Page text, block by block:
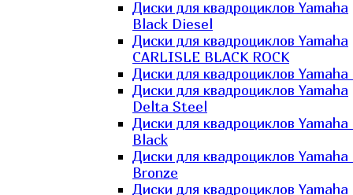
Диски для квадроциклов Yamaha
Black Diesel
Диски для квадроциклов Yamaha
CARLISLE BLACK ROCK
Диски для квадроциклов Yamaha
Диски для квадроциклов Yamaha
Delta Steel
Диски для квадроциклов
Black
Диски для квадроциклов
Bronze
Диски для квадроциклов Yamaha